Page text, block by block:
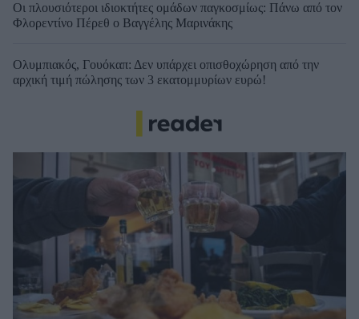
Οι πλουσιότεροι ιδιοκτήτες ομάδων παγκοσμίως: Πάνω από τον
Φλορεντίνο Πέρεθ ο Βαγγέλης Μαρινάκης
Ολυμπιακός, Γουόκαπ: Δεν υπάρχει οπισθοχώρηση από την
αρχική τιμή πώλησης των 3 εκατομμυρίων ευρώ!